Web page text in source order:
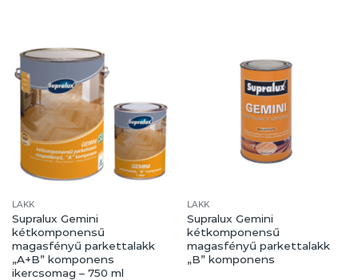
LAKK
Supralux Gemini
kétkomponensű
magasfényű parkettalakk
„A+B” komponens
ikercsomag – 750 ml
LAKK
Supralux Gemini
kétkomponensű
magasfényű parkettalakk
„B” komponens